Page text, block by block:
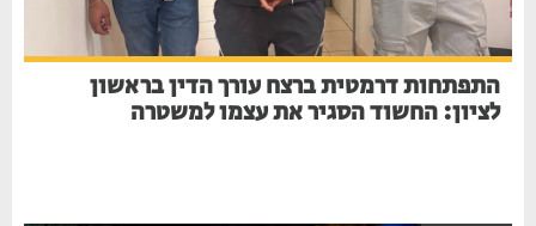
התפתחות דרמטית ברצח עורך הדין בראשון
לציון: החשוד הסגיר את עצמו למשטרה